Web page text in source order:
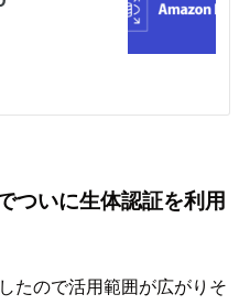
ついに生体認証を利用
たので活用範囲が広がりそ